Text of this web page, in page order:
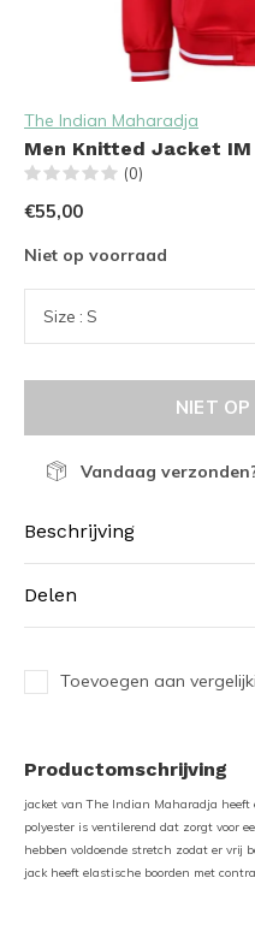
The Indian Maharadja
Men Knitted Jacket IM
(0)
€55,00
Niet op voorraad
NIET
Vandaag
Beschrijving
Delen
Toevoegen aan
Productomschrijving
jacket van The Indian Maharadja heeft
polyester is ventilerend dat zorgt voor
hebben voldoende stretch zodat er vrij
jack heeft elastische boorden met